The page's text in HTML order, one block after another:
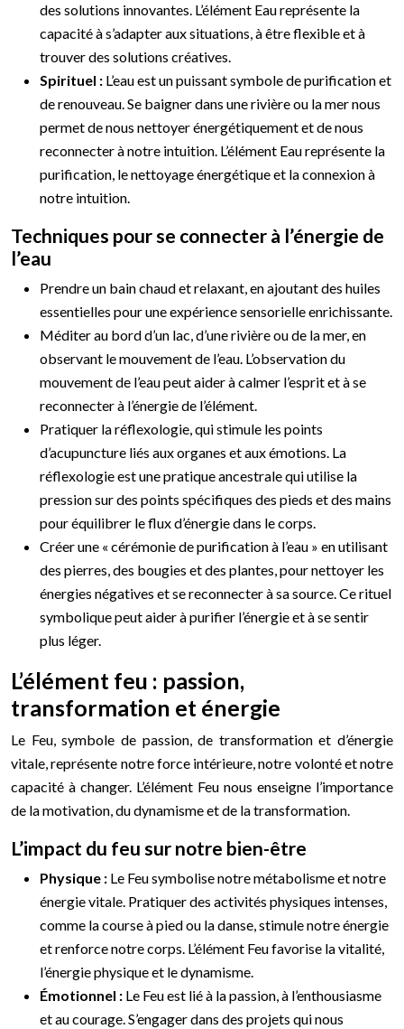
des solutions innovantes. L’élément Eau représente la
capacité à s’adapter aux situations, à être flexible et à
trouver des solutions créatives.
Spirituel : L’eau est un puissant symbole de purification et
de renouveau. Se baigner dans une rivière ou la mer nous
permet de nous nettoyer énergétiquement et de nous
reconnecter à notre intuition. L’élément Eau représente la
purification, le nettoyage énergétique et la connexion à
notre intuition.
Techniques pour se connecter à l’énergie de
l’eau
Prendre un bain chaud et relaxant, en ajoutant des huiles
essentielles pour une expérience sensorielle enrichissante.
Méditer au bord d’un lac, d’une rivière ou de la mer, en
observant le mouvement de l’eau. L’observation du
mouvement de l’eau peut aider à calmer l’esprit et à se
reconnecter à l’énergie de l’élément.
Pratiquer la réflexologie, qui stimule les points
d’acupuncture liés aux organes et aux émotions. La
réflexologie est une pratique ancestrale qui utilise la
pression sur des points spécifiques des pieds et des mains
pour équilibrer le flux d’énergie dans le corps.
Créer une « cérémonie de purification à l’eau » en utilisant
des pierres, des bougies et des plantes, pour nettoyer les
énergies négatives et se reconnecter à sa source. Ce rituel
symbolique peut aider à purifier l’énergie et à se sentir
plus léger.
L’élément feu : passion,
transformation et énergie
Le Feu, symbole de passion, de transformation et d’énergie
vitale, représente notre force intérieure, notre volonté et notre
capacité à changer. L’élément Feu nous enseigne l’importance
de la motivation, du dynamisme et de la transformation.
L’impact du feu sur notre bien-être
Physique : Le Feu symbolise notre métabolisme et notre
énergie vitale. Pratiquer des activités physiques intenses,
comme la course à pied ou la danse, stimule notre énergie
et renforce notre corps. L’élément Feu favorise la vitalité,
l’énergie physique et le dynamisme.
Émotionnel : Le Feu est lié à la passion, à l’enthousiasme
et au courage. S’engager dans des projets qui nous